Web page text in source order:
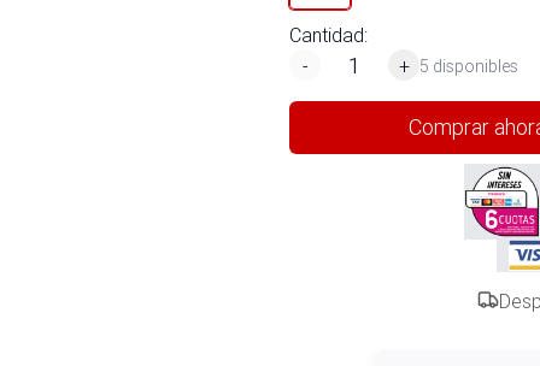
Cantidad:
-
+ 5 disponibles
Comprar